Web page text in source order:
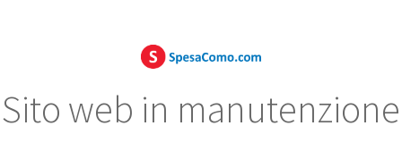
Sito web in manutenzione